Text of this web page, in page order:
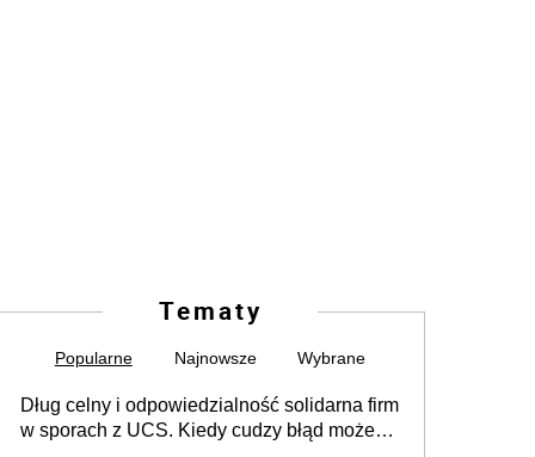
Tematy
Popularne Najnowsze Wybrane
Dług celny i odpowiedzialność solidarna firm
w sporach z UCS. Kiedy cudzy błąd może